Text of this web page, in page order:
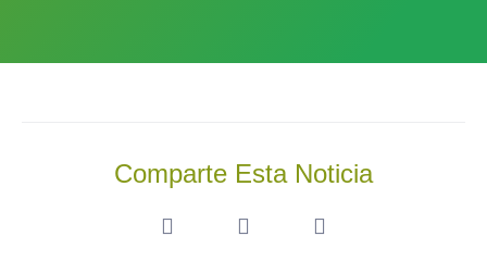
Comparte Esta Noticia